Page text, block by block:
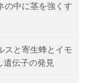
の中に茎を強くす
スと寄生蜂とイモ
遺伝子の発見